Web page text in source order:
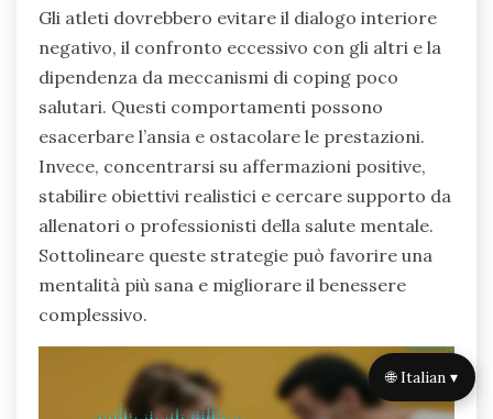
Gli atleti dovrebbero evitare il dialogo interiore
negativo, il confronto eccessivo con gli altri e la
dipendenza da meccanismi di coping poco
salutari. Questi comportamenti possono
esacerbare l’ansia e ostacolare le prestazioni.
Invece, concentrarsi su affermazioni positive,
stabilire obiettivi realistici e cercare supporto da
allenatori o professionisti della salute mentale.
Sottolineare queste strategie può favorire una
mentalità più sana e migliorare il benessere
complessivo.
🌐 Italian ▾